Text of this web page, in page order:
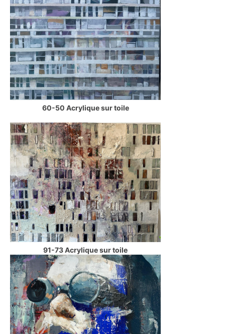
60-50 Acrylique sur toile
91-73 Acrylique sur toile